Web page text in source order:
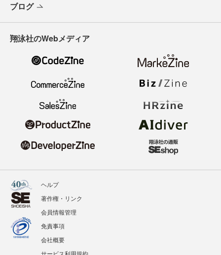
ブログ
翔泳社のWebメディア
ヘルプ
著作権・リンク
会員情報管理
免責事項
会社概要